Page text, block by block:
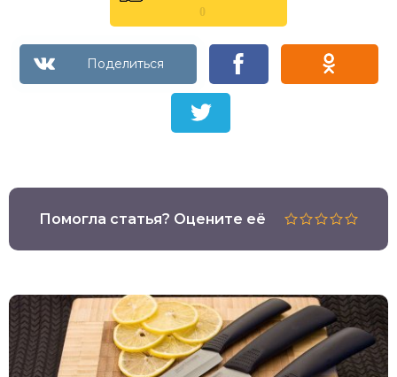
0
Помогла статья? Оцените её